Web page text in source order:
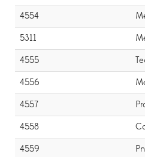
4554
5311
4555
4556
4557
4558
4559